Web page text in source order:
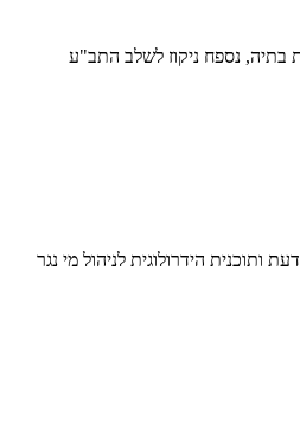
ותוכנית הידרולוגית לניהול מי נגר